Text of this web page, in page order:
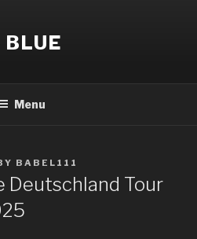
Menu
BABEL111
Deutschland Tour